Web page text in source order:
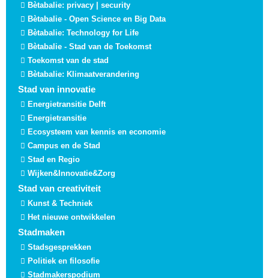
Bètabalie: privacy | security
Bètabalie - Open Science en Big Data
Bètabalie: Technology for Life
Bètabalie - Stad van de Toekomst
Toekomst van de stad
Bètabalie: Klimaatverandering
Stad van innovatie
Energietransitie Delft
Energietransitie
Ecosysteem van kennis en economie
Campus en de Stad
Stad en Regio
Wijken&Innovatie&Zorg
Stad van creativiteit
Kunst & Techniek
Het nieuwe ontwikkelen
Stadmaken
Stadsgesprekken
Politiek en filosofie
Stadmakerspodium